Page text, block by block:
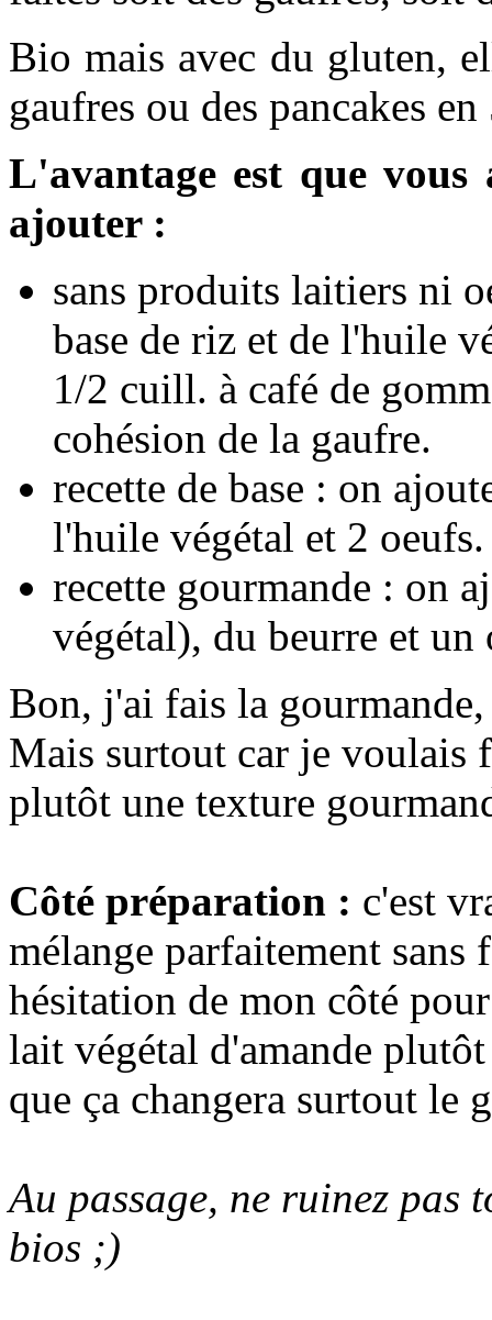
Bio mais avec du gluten,
gaufres ou des pancakes
L'avantage est que vous
ajouter :
sans produits laitiers ni
base de riz et de l'huile
1/2 cuill. à café de
cohésion de la gaufre.
recette de base : on
l'huile végétal et 2
recette gourmande : on
végétal), du beurre et
Bon, j'ai fais la
Mais surtout car je voulais
plutôt une texture
Côté préparation : c'est
mélange parfaitement sans
hésitation de mon côté
lait végétal d'amande
que ça changera surtout le
Au passage, ne ruinez pas
bios ;)